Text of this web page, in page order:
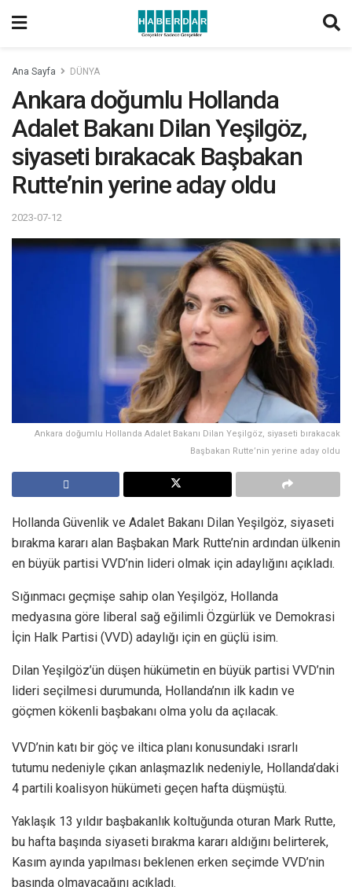
Ana Sayfa DÜNYA
Ankara doğumlu Hollanda
Adalet Bakanı Dilan Yeşilgöz,
siyaseti bırakacak Başbakan
Rutte’nin yerine aday oldu
2023-07-12
Ankara doğumlu Hollanda Adalet Bakanı Dilan Yeşilgöz, siyaseti bırakacak
Başbakan Rutte’nin yerine aday oldu
Hollanda Güvenlik ve Adalet Bakanı Dilan Yeşilgöz, siyaseti
bırakma kararı alan Başbakan Mark Rutte’nin ardından ülkenin
en büyük partisi VVD’nin lideri olmak için adaylığını açıkladı.
Sığınmacı geçmişe sahip olan Yeşilgöz, Hollanda
medyasına göre liberal sağ eğilimli Özgürlük ve Demokrasi
İçin Halk Partisi (VVD) adaylığı için en güçlü isim.
Dilan Yeşilgöz’ün düşen hükümetin en büyük partisi VVD’nin
lideri seçilmesi durumunda, Hollanda’nın ilk kadın ve
göçmen kökenli başbakanı olma yolu da açılacak.
VVD’nin katı bir göç ve iltica planı konusundaki ısrarlı
tutumu nedeniyle çıkan anlaşmazlık nedeniyle, Hollanda’daki
4 partili koalisyon hükümeti geçen hafta düşmüştü.
Yaklaşık 13 yıldır başbakanlık koltuğunda oturan Mark Rutte,
bu hafta başında siyaseti bırakma kararı aldığını belirterek,
Kasım ayında yapılması beklenen erken seçimde VVD’nin
başında olmayacağını açıkladı.